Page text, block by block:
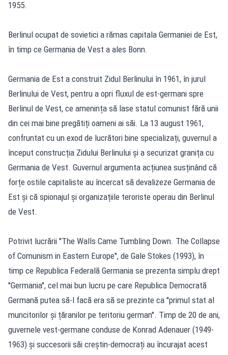
1955.
Berlinul ocupat de sovietici a rămas capitala Germaniei de Est,
în timp ce Germania de Vest a ales Bonn.
Germania de Est a construit Zidul Berlinului în 1961, în jurul
Berlinului de Vest, pentru a opri fluxul de est-germani spre
Berlinul de Vest, ce amenința să lase statul comunist fără unii
din cei mai bine pregătiți oameni ai săi. La 13 august 1961,
confruntat cu un exod de lucrători bine specializați, guvernul a
început construcția Zidului Berlinului și a securizat granița cu
Germania de Vest. Guvernul argumenta acțiunea susținând că
forțe ostile capitaliste au încercat să devalizeze Germania de
Est și că spionajul și organizațiile teroriste operau din Berlinul
de Vest.
Potrivit lucrării ''The Walls Came Tumbling Down. The Collapse
of Comunism in Eastern Europe'', de Gale Stokes (1993), în
timp ce Republica Federală Germania se prezenta simplu drept
''Germania'', cel mai bun lucru pe care Republica Democrată
Germană putea să-l facă era să se prezinte ca ''primul stat al
muncitorilor și țăranilor pe teritoriu german''. Timp de 20 de ani,
guvernele vest-germane conduse de Konrad Adenauer (1949-
1963) și succesorii săi creștin-democrați au încurajat acest